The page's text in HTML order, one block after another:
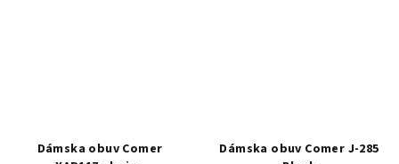
Dámska obuv Comer
Dámska obuv Comer J-285